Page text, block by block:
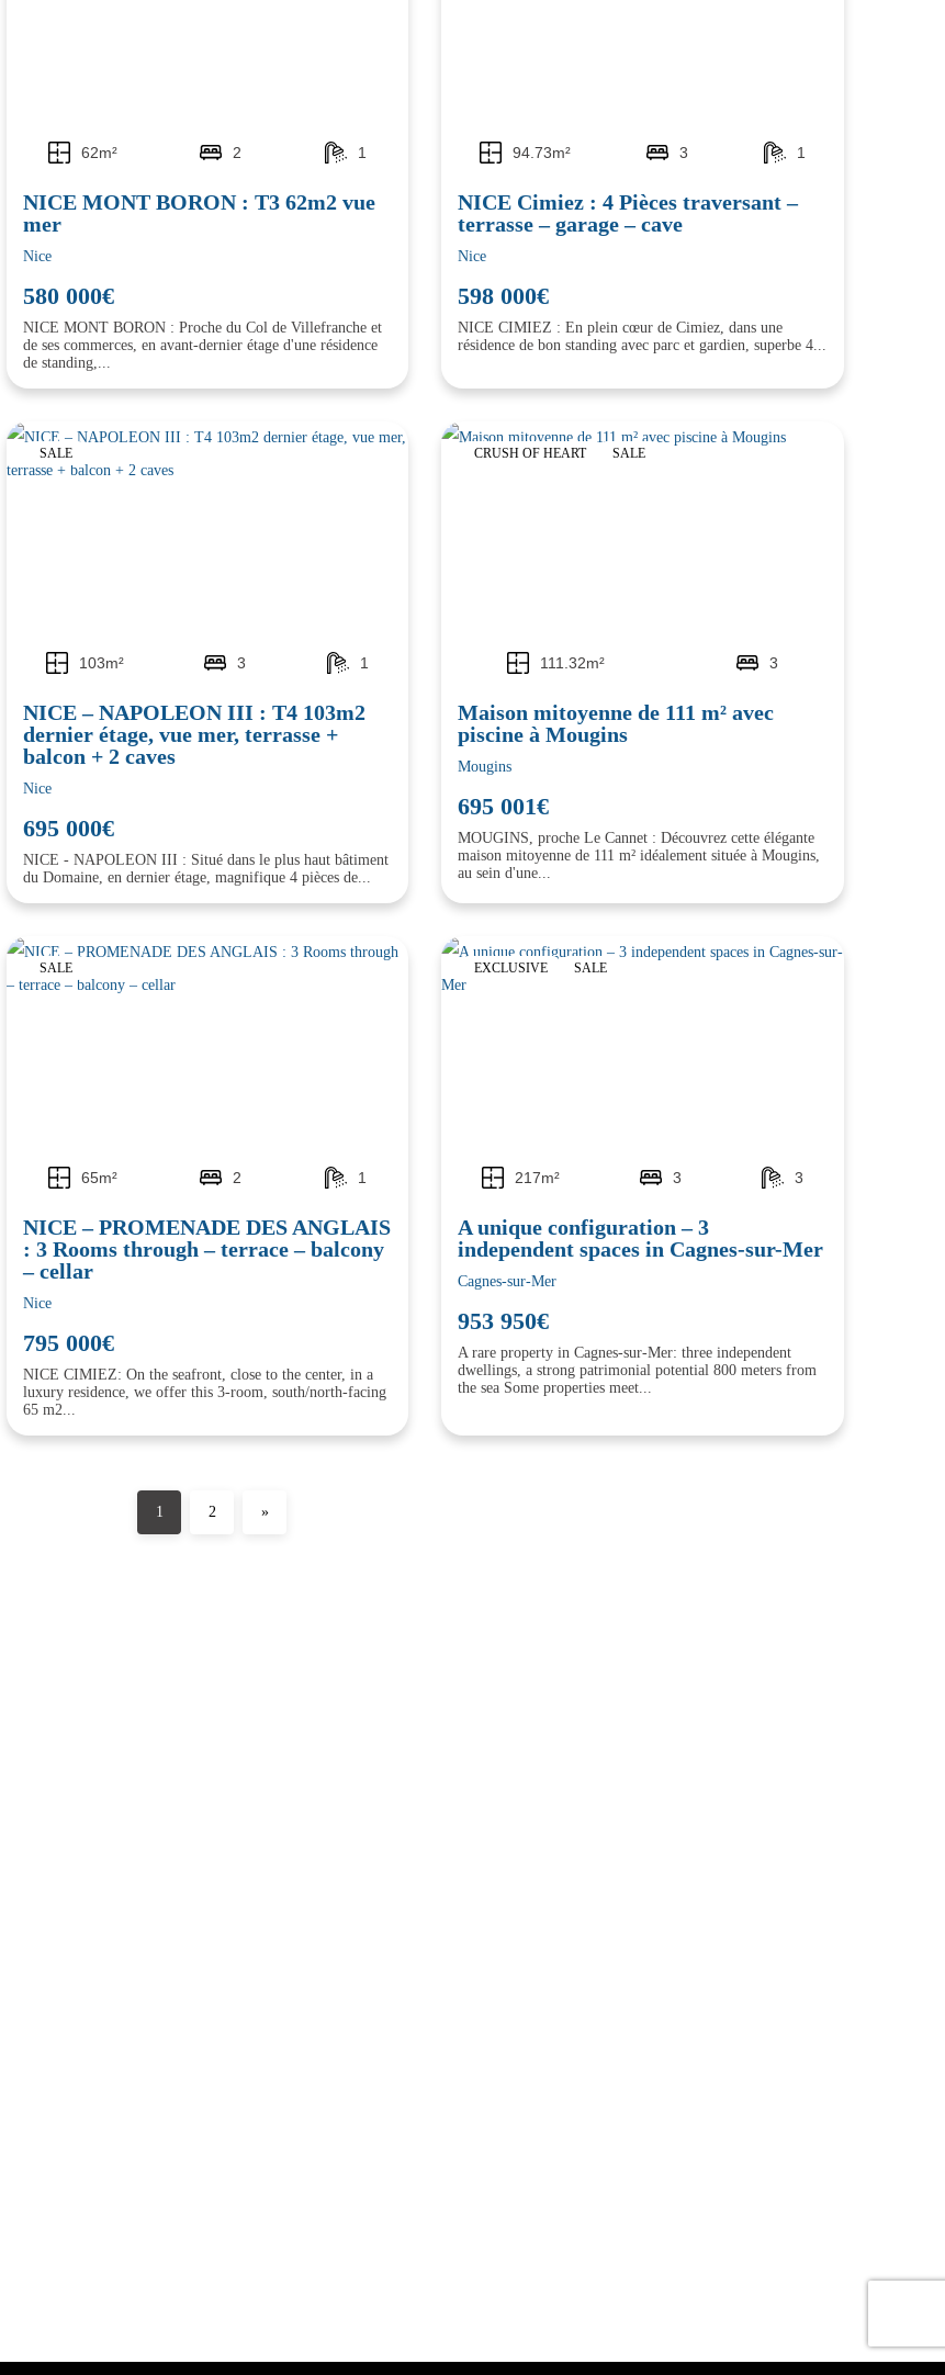
62m² 2 1
NICE MONT BORON : T3 62m2 vue
mer
Nice
580 000€
NICE MONT BORON : Proche du Col de Villefranche et
de ses commerces, en avant-dernier étage d'une résidence
de standing,...
94.73m² 3 1
NICE Cimiez : 4 Pièces traversant –
terrasse – garage – cave
Nice
598 000€
NICE CIMIEZ : En plein cœur de Cimiez, dans une
résidence de bon standing avec parc et gardien, superbe 4...
SALE
103m² 3 1
NICE – NAPOLEON III : T4 103m2
dernier étage, vue mer, terrasse +
balcon + 2 caves
Nice
695 000€
NICE - NAPOLEON III : Situé dans le plus haut bâtiment
du Domaine, en dernier étage, magnifique 4 pièces de...
CRUSH OF HEART SALE
111.32m² 3
Maison mitoyenne de 111 m² avec
piscine à Mougins
Mougins
695 001€
MOUGINS, proche Le Cannet : Découvrez cette élégante
maison mitoyenne de 111 m² idéalement située à Mougins,
au sein d'une...
SALE
65m² 2 1
NICE – PROMENADE DES ANGLAIS
: 3 Rooms through – terrace – balcony
– cellar
Nice
795 000€
NICE CIMIEZ: On the seafront, close to the center, in a
luxury residence, we offer this 3-room, south/north-facing
65 m2...
EXCLUSIVE SALE
217m² 3 3
A unique configuration – 3
independent spaces in Cagnes-sur-Mer
Cagnes-sur-Mer
953 950€
A rare property in Cagnes-sur-Mer: three independent
dwellings, a strong patrimonial potential 800 meters from
the sea Some properties meet...
1 2 »